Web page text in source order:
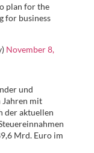
plan for the
for business
November 8,
und
Jahren mit
der aktuellen
Mrd. Euro im